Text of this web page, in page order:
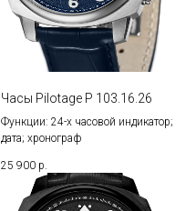
Часы Pilotage P 103.16.26
Функции: 24-х часовой индикатор;
дата; хронограф
25 900 р.